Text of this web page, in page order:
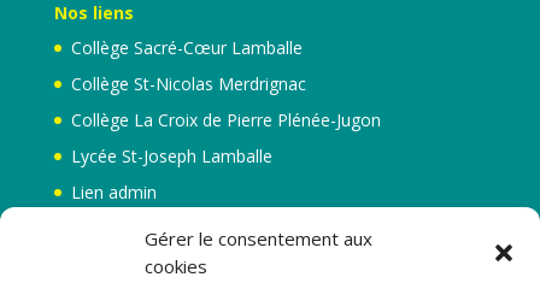
Gérer le consentement aux
cookies
Nos liens
Collège Sacré-Cœur Lamballe
Collège St-Nicolas Merdrignac
Collège La Croix de Pierre Plénée-Jugon
Lycée St-Joseph Lamballe
Lien admin
Mentions légales